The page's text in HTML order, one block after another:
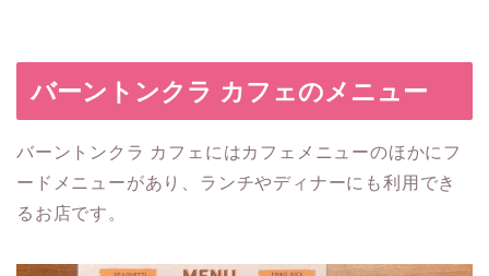
バーントンクラ カフェのメニュー
バーントンクラ カフェにはカフェメニューのほかにフ
ードメニューがあり、ランチやディナーにも利用でき
るお店です。